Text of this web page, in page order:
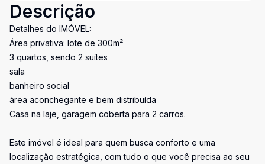
Descrição
Detalhes do IMÓVEL:
Área privativa: lote de 300m²
3 quartos, sendo 2 suítes
sala
banheiro social
área aconchegante e bem distribuída
Casa na laje, garagem coberta para 2 carros.
Este imóvel é ideal para quem busca conforto e uma
localização estratégica, com tudo o que você precisa ao seu